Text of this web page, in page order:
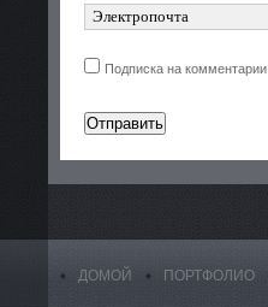
Подписка на комментарии
ДОМОЙ ПОРТФОЛИО